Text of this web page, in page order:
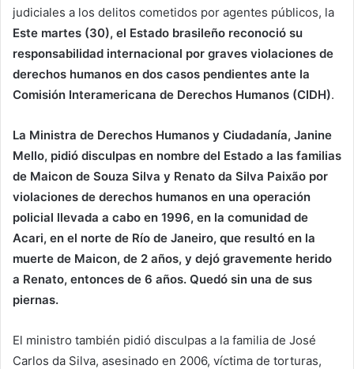
judiciales a los delitos cometidos por agentes públicos, la
Este martes (30), el Estado brasileño reconoció su
responsabilidad internacional por graves violaciones de
derechos humanos en dos casos pendientes ante la
Comisión Interamericana de Derechos Humanos (CIDH).
La Ministra de Derechos Humanos y Ciudadanía, Janine
Mello, pidió disculpas en nombre del Estado a las familias
de Maicon de Souza Silva y Renato da Silva Paixão por
violaciones de derechos humanos en una operación
policial llevada a cabo en 1996, en la comunidad de
Acari, en el norte de Río de Janeiro, que resultó en la
muerte de Maicon, de 2 años, y dejó gravemente herido
a Renato, entonces de 6 años. Quedó sin una de sus
piernas.
El ministro también pidió disculpas a la familia de José
Carlos da Silva, asesinado en 2006, víctima de torturas,